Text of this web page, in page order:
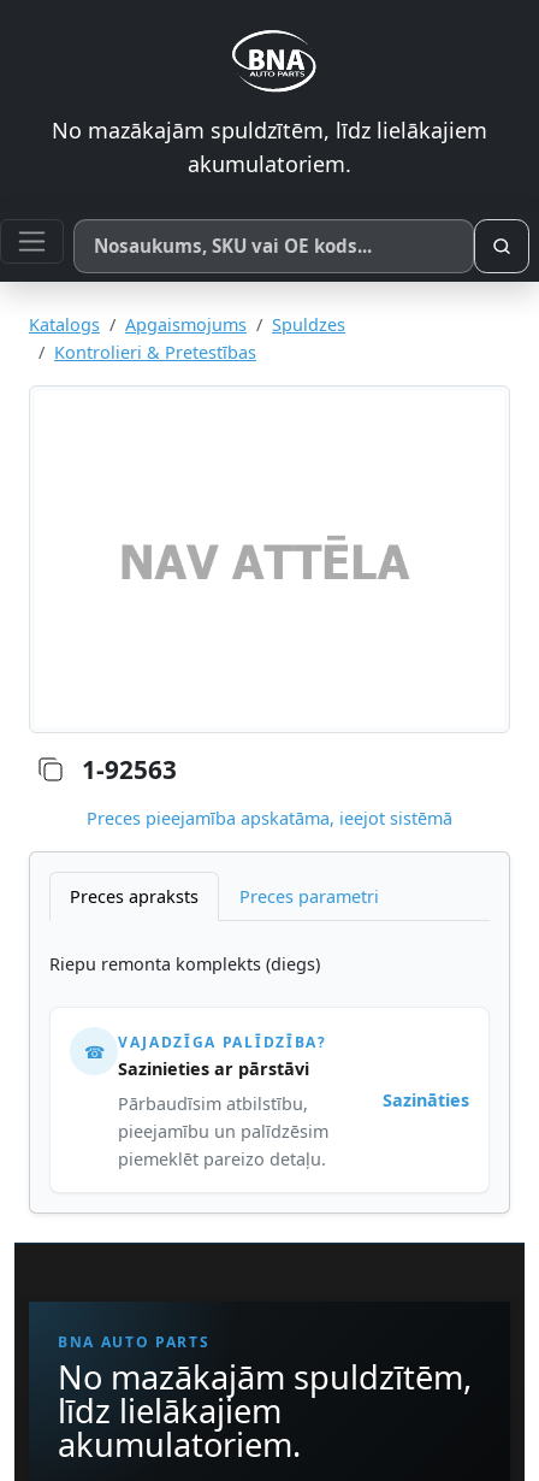
No mazākajām spuldzītēm, līdz lielākajiem
akumulatoriem.
Meklēt pēc produkta nosaukuma, SKU vai OE koda
Katalogs Apgaismojums
Spuldzes
Kontrolieri & Pretestības
1-92563
Preces pieejamība apskatāma, ieejot sistēmā
Preces apraksts Preces parametri
Riepu remonta komplekts (diegs)
☎ VAJADZĪGA PALĪDZĪBA?
Sazinieties ar pārstāvi
Pārbaudīsim atbilstību,
pieejamību un palīdzēsim
piemeklēt pareizo detaļu.
Sazināties
BNA AUTO PARTS
No mazākajām spuldzītēm,
līdz lielākajiem
akumulatoriem.